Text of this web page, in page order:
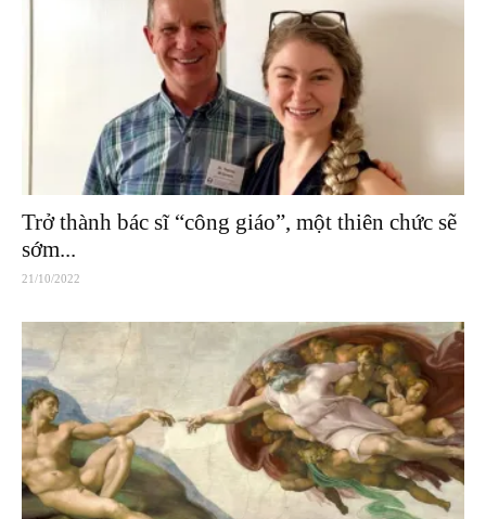
Trở thành bác sĩ “công giáo”, một thiên chức sẽ
sớm...
21/10/2022